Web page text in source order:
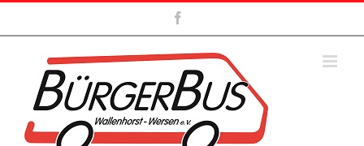
Zum
springen